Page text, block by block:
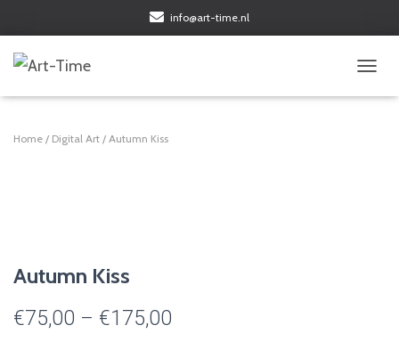
info@art-time.nl
Home / Digital Art / Autumn Kiss
Autumn Kiss
€75,00 – €175,00